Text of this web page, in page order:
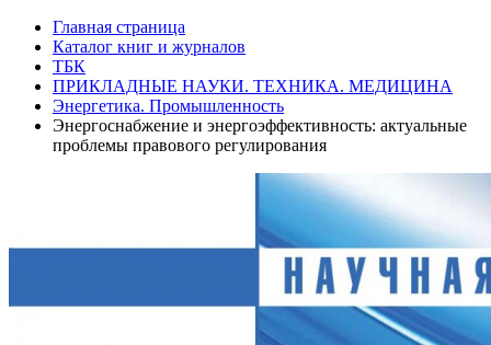
Главная страница
Каталог книг и журналов
ТБК
ПРИКЛАДНЫЕ НАУКИ. ТЕХНИКА. МЕДИЦИНА
Энергетика. Промышленность
Энергоснабжение и энергоэффективность: актуальные
проблемы правового регулирования